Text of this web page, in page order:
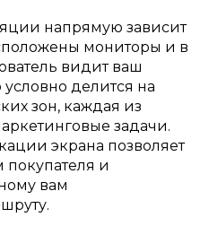
напрямую зависит
мониторы и в
видит ваш
делится на
зон, каждая из
задачи.
экрана позволяет
и
вам